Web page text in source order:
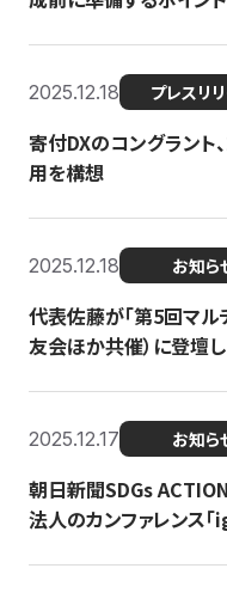
2025.12.18 プレスリ
寄付DXのコングラント
用を構想
2025.12.18 お知ら
代表佐藤が「第5回マル
友会ほか共催）に登壇
2025.12.17 お知ら
朝日新聞SDGs
法人のカンファレンス